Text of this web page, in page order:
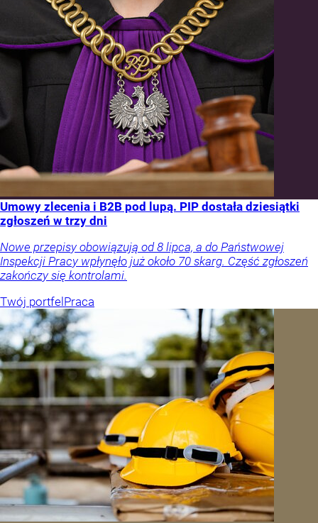
Umowy zlecenia i B2B pod lupą. PIP dostała dziesiątki
zgłoszeń w trzy dni
Nowe przepisy obowiązują od 8 lipca, a do Państwowej
Inspekcji Pracy wpłynęło już około 70 skarg. Część zgłoszeń
zakończy się kontrolami.
Twój portfelPraca